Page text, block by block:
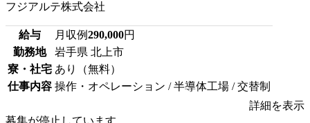
フジアルテ株式会社
給与 月収例290,000円
勤務地
岩手県 北上市
寮・社宅 あり（無料）
仕事内容 操作・オペレーション / 半導体工場 / 交替制
詳細を表示
募集が停止しています